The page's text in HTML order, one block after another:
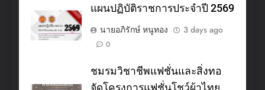
แผนปฏิบัติราชการประจำปี 2569
นายอภิรักษ์ หนูทอง
3 days ago
0
ชมรมวิชาชีพแฟชั่นและสิ่งทอ
จัดโครงการแฟชั่นโชว์ผ้าไทย